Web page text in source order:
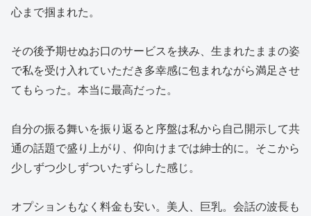
心まで掴まれた。
その後予期せぬお口のサービスを挟み、生まれたままの姿
で私を受け入れていただき多幸感に包まれながら満足させ
てもらった。本当に最高だった。
自分の振る舞いを振り返ると序盤は私から自己開示して共
通の話題で盛り上がり、仰向けまでは紳士的に。そこから
少しずつ少しずついたずらした感じ。
オプションもなく料金も安い。美人、巨乳。会話の波長も